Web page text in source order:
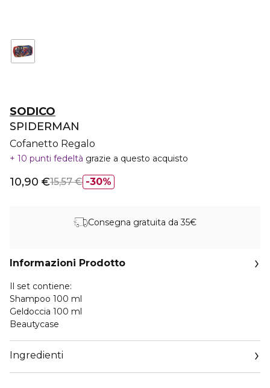
SODICO
SPIDERMAN
Cofanetto Regalo
10 punti fedeltà grazie a questo acquisto
30%
10,90 €15,57 €
Consegna gratuita da 35€
Informazioni Prodotto
Il set contiene:
Shampoo 100 ml
Geldoccia 100 ml
Beautycase
Ingredienti